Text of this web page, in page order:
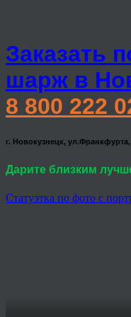
Заказать
шарж в
8 800 222
г. Новокузнецк,
Дарите близким
Статуэтка по фото с